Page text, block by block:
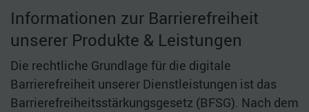
Informationen zur Barrierefreiheit
unserer Produkte & Leistungen
Die rechtliche Grundlage für die digitale
Barrierefreiheit unserer Dienstleistungen ist das
Barrierefreiheitsstärkungsgesetz (BFSG). Nach dem